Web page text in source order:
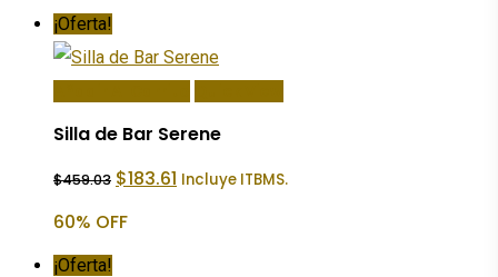
¡Oferta!
Silla de Bar Serene
$459.03 El
precio
era:
$183.61 El
precio
Incluye ITBMS.
60% OFF
¡Oferta!